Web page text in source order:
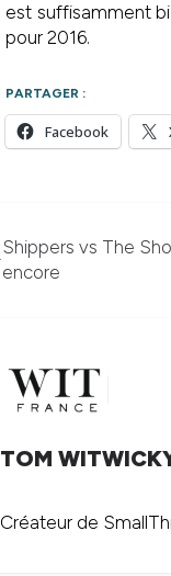
est suffisamment
pour 2016.
PARTAGER :
Facebook
Shippers vs The
encore
TOM
Créateur de